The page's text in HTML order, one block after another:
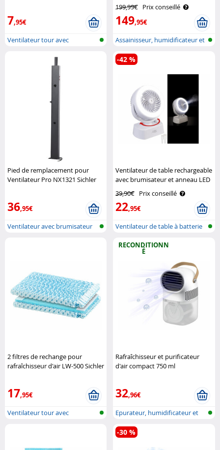
7,95€
Ventilateur tour avec
UV - coloris blanc Sichler
Haushaltsgeräte
199,99€ Prix conseillé
149,95€
Assainisseur, humidificateur et
ref..
Pied de remplacement pour
Ventilateur Pro NX1321 Sichler
36,95€
Ventilateur avec brumisateur
Ventilateur de table rechargeable
avec brumisateur et anneau LED
VT-26.T Sichler Haushaltsgeräte
39,90€ Prix conseillé
22,95€
-42 %
Ventilateur de table à batterie
2 filtres de rechange pour
rafraîchisseur d'air LW-500 Sichler
17,95€
Ventilateur tour avec
RECONDITIONN
É
Rafraîchisseur et purificateur
d'air compact 750 ml
32,96€
Epurateur, humidificateur et
refroi..
-30 %